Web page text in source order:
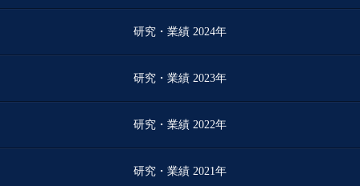
研究・業績 2024年
研究・業績 2023年
研究・業績 2022年
研究・業績 2021年